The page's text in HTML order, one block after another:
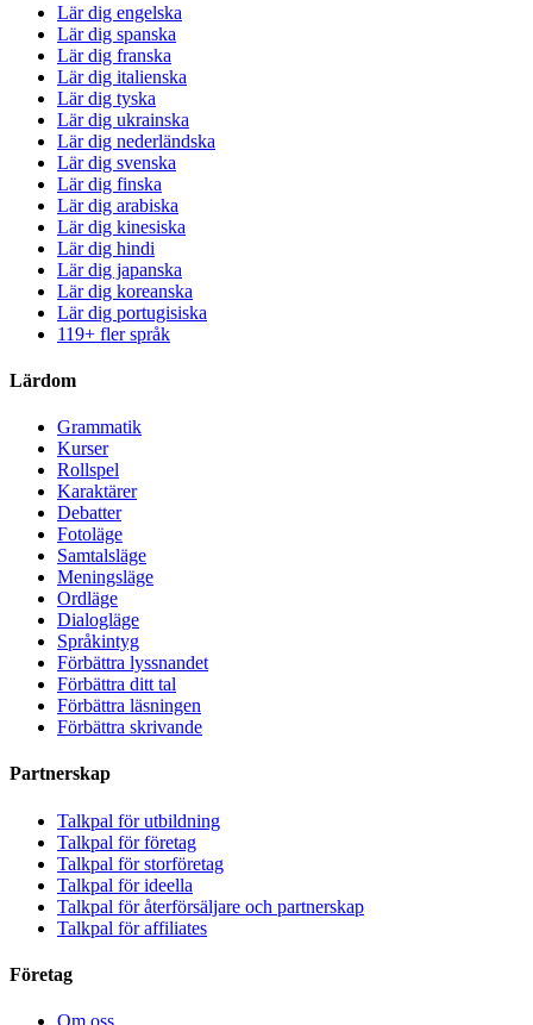
Lär dig engelska
Lär dig spanska
Lär dig franska
Lär dig italienska
Lär dig tyska
Lär dig ukrainska
Lär dig nederländska
Lär dig svenska
Lär dig finska
Lär dig arabiska
Lär dig kinesiska
Lär dig hindi
Lär dig japanska
Lär dig koreanska
Lär dig portugisiska
119+ fler språk
Lärdom
Grammatik
Kurser
Rollspel
Karaktärer
Debatter
Fotoläge
Samtalsläge
Meningsläge
Ordläge
Dialogläge
Språkintyg
Förbättra lyssnandet
Förbättra ditt tal
Förbättra läsningen
Förbättra skrivande
Partnerskap
Talkpal för utbildning
Talkpal för företag
Talkpal för storföretag
Talkpal för ideella
Talkpal för återförsäljare och partnerskap
Talkpal för affiliates
Företag